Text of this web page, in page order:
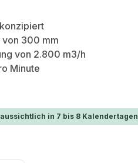
300 mm
von 2.800 m3/h
Minute
in 7 bis 8 Kalendertagen